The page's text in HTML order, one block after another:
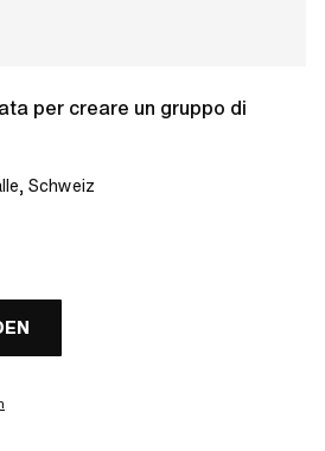
per creare un gruppo di
Schweiz